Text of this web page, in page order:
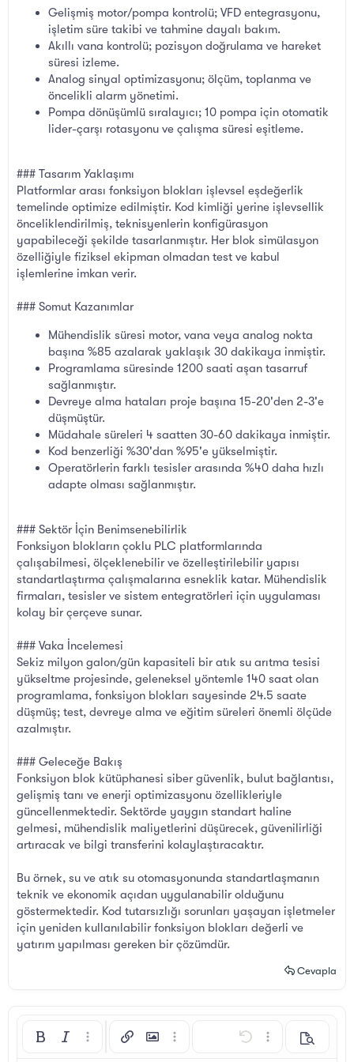
Gelişmiş motor/pompa kontrolü; VFD entegrasyonu,
işletim süre takibi ve tahmine dayalı bakım.
Akıllı vana kontrolü; pozisyon doğrulama ve hareket
süresi izleme.
Analog sinyal optimizasyonu; ölçüm, toplanma ve
öncelikli alarm yönetimi.
Pompa dönüşümlü sıralayıcı; 10 pompa için otomatik
lider-çarşı rotasyonu ve çalışma süresi eşitleme.
### Tasarım Yaklaşımı
Platformlar arası fonksiyon blokları işlevsel eşdeğerlik
temelinde optimize edilmiştir. Kod kimliği yerine işlevsellik
önceliklendirilmiş, teknisyenlerin konfigürasyon
yapabileceği şekilde tasarlanmıştır. Her blok simülasyon
özelliğiyle fiziksel ekipman olmadan test ve kabul
işlemlerine imkan verir.
### Somut Kazanımlar
Mühendislik süresi motor, vana veya analog nokta
başına %85 azalarak yaklaşık 30 dakikaya inmiştir.
Programlama süresinde 1200 saati aşan tasarruf
sağlanmıştır.
Devreye alma hataları proje başına 15-20'den 2-3'e
düşmüştür.
Müdahale süreleri 4 saatten 30-60 dakikaya inmiştir.
Kod benzerliği %30'dan %95'e yükselmiştir.
Operatörlerin farklı tesisler arasında %40 daha hızlı
adapte olması sağlanmıştır.
### Sektör İçin Benimsenebilirlik
Fonksiyon blokların çoklu PLC platformlarında
çalışabilmesi, ölçeklenebilir ve özelleştirilebilir yapısı
standartlaştırma çalışmalarına esneklik katar. Mühendislik
firmaları, tesisler ve sistem entegratörleri için uygulaması
kolay bir çerçeve sunar.
### Vaka İncelemesi
Sekiz milyon galon/gün kapasiteli bir atık su arıtma tesisi
yükseltme projesinde, geleneksel yöntemle 140 saat olan
programlama, fonksiyon blokları sayesinde 24.5 saate
düşmüş; test, devreye alma ve eğitim süreleri önemli ölçüde
azalmıştır.
### Geleceğe Bakış
Fonksiyon blok kütüphanesi siber güvenlik, bulut bağlantısı,
gelişmiş tanı ve enerji optimizasyonu özellikleriyle
güncellenmektedir. Sektörde yaygın standart haline
gelmesi, mühendislik maliyetlerini düşürecek, güvenilirliği
artıracak ve bilgi transferini kolaylaştıracaktır.
Bu örnek, su ve atık su otomasyonunda standartlaşmanın
teknik ve ekonomik açıdan uygulanabilir olduğunu
göstermektedir. Kod tutarsızlığı sorunları yaşayan işletmeler
için yeniden kullanılabilir fonksiyon blokları değerli ve
yatırım yapılması gereken bir çözümdür.
Cevapla
Kalın Yatık Daha fazla seçenek…
Bağlantı ekle
Resim ekleDaha fazla seçenek…
Geri alDaha fazlaÖnizleme